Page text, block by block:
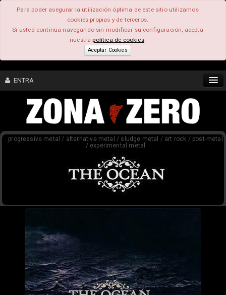
Para poder asegurar la utilización óptima de este sitio utilizamos
cookies propias y de terceros.
Si usted continúa navegando sin modificar su configuración, acepta
nuestrapolítica de cookies.
Aceptar Cookies
ENTRA
CONTENIDO
COMUNIDAD
progressive metal / alternative metal / sludge metal / art rock / post-metal
/ experimental metal